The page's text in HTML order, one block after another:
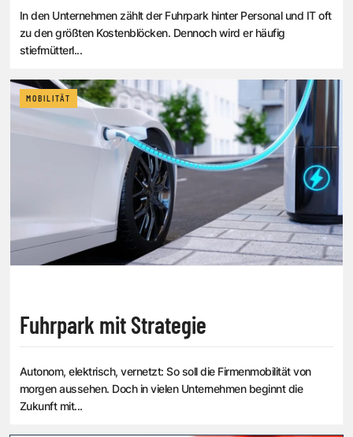
In den Unternehmen zählt der Fuhrpark hinter Personal und IT oft
zu den größten Kostenblöcken. Dennoch wird er häufig
stiefmütterl...
MOBILITÄT
Fuhrpark mit Strategie
Autonom, elektrisch, vernetzt: So soll die Firmenmobilität von
morgen aussehen. Doch in vielen Unternehmen beginnt die
Zukunft mit...